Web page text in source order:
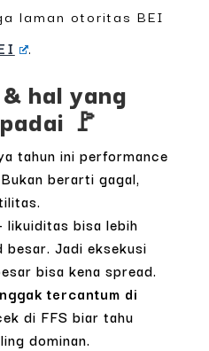
laman otoritas BEI
.
hal yang
🚩
tahun ini performance
berarti gagal,
likuiditas bisa lebih
Jadi eksekusi
bisa kena spread.
tercantum di
di FFS biar tahu
dominan.